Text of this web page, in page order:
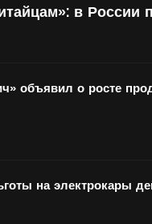
в
объявил о росте
на электрокары